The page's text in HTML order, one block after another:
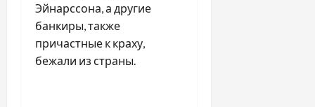
Эйнарссона, а другие
банкиры, также
причастные к краху,
бежали из страны.